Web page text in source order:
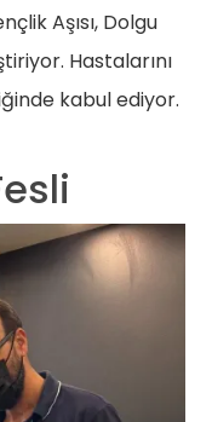
Aşısı, Dolgu
Hastalarını
kabul ediyor.